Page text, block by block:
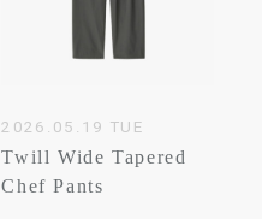
2026.05.19 TUE
Twill Wide Tapered
Chef Pants